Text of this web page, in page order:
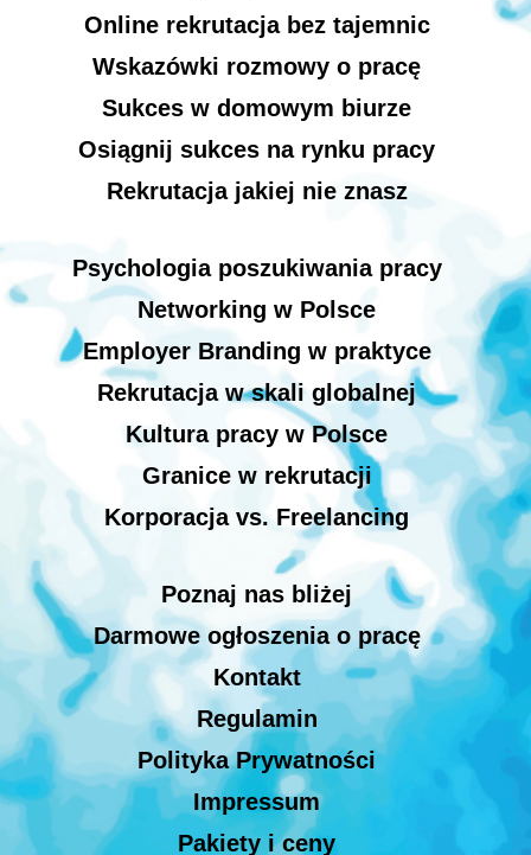
Online rekrutacja bez tajemnic
Wskazówki rozmowy o pracę
Sukces w domowym biurze
Osiągnij sukces na rynku pracy
Rekrutacja jakiej nie znasz
Psychologia poszukiwania pracy
Networking w Polsce
Employer Branding w praktyce
Rekrutacja w skali globalnej
Kultura pracy w Polsce
Granice w rekrutacji
Korporacja vs. Freelancing
Poznaj nas bliżej
Darmowe ogłoszenia o pracę
Kontakt
Regulamin
Polityka Prywatności
Impressum
Pakiety i ceny